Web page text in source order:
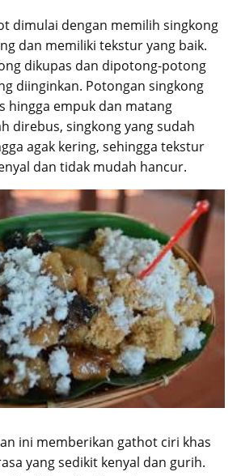
dimulai dengan memilih singkong
dan memiliki tekstur yang baik.
dikupas dan dipotong-potong
diinginkan. Potongan singkong
hingga empuk dan matang
direbus, singkong yang sudah
agak kering, sehingga tekstur
dan tidak mudah hancur.
ini memberikan gathot ciri khas
yang sedikit kenyal dan gurih.